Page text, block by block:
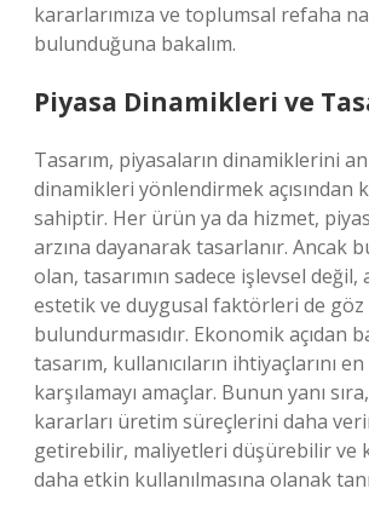
kararlarımıza ve toplumsal refaha
bulunduğuna bakalım.
Piyasa Dinamikleri ve
Tasarım, piyasaların dinamiklerini
dinamikleri yönlendirmek açısından
sahiptir. Her ürün ya da hizmet,
arzına dayanarak tasarlanır. Ancak
olan, tasarımın sadece işlevsel değil,
estetik ve duygusal faktörleri de
bulundurmasıdır. Ekonomik açıdan
tasarım, kullanıcıların ihtiyaçlarını
karşılamayı amaçlar. Bunun yanı
kararları üretim süreçlerini daha
getirebilir, maliyetleri düşürebilir ve
daha etkin kullanılmasına olanak